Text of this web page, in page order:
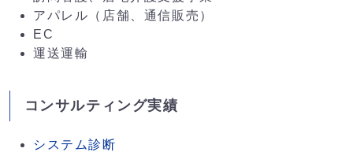
アパレル（店舗、通信販売）
EC
運送運輸
コンサルティング実績
システム診断